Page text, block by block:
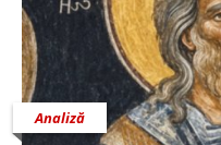
Analiză